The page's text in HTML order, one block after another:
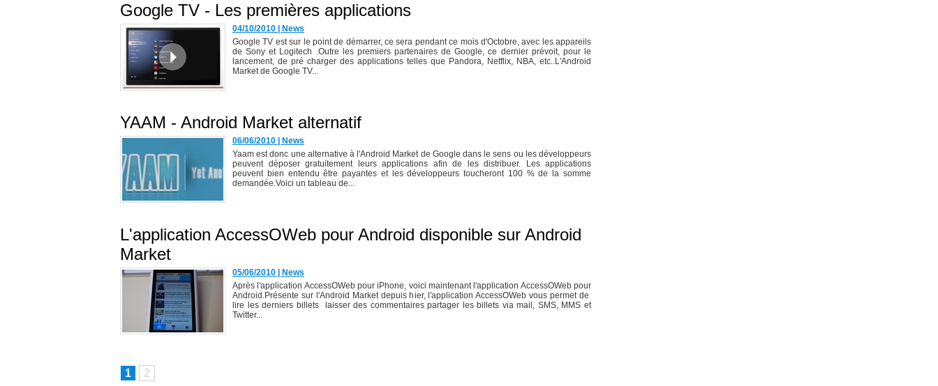
Google TV - Les premières applications
04/10/2010
News
Google TV est sur le point de démarrer, ce sera pendant ce mois d'Octobre, avec les appareils
de Sony et Logitech .Outre les premiers partenaires de Google, ce dernier prévoit, pour le
lancement, de pré charger des applications telles que Pandora, Netflix, NBA, etc..L'Android
Market de Google TV...
YAAM - Android Market alternatif
06/06/2010
News
Yaam est donc une alternative à l'Android Market de Google dans le sens ou les développeurs
peuvent déposer gratuitement leurs applications afin de les distribuer. Les applications
peuvent bien entendu être payantes et les développeurs toucheront 100 % de la somme
demandée.Voici un tableau de...
L'application AccessOWeb pour Android disponible sur Android
Market
05/06/2010
News
Après l'application AccessOWeb pour iPhone, voici maintenant l'application AccessOWeb pour
Android.Présente sur l'Android Market depuis hier, l'application AccessOWeb vous permet de
lire les derniers billets laisser des commentaires partager les billets via mail, SMS, MMS et
Twitter...
1 2